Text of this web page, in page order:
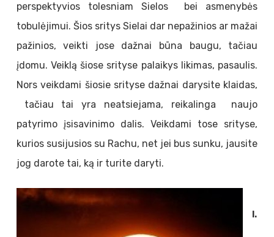
perspektyvios tolesniam Sielos bei asmenybės
tobulėjimui. Šios sritys Sielai dar nepažinios ar mažai
pažinios, veikti jose dažnai būna baugu, tačiau
įdomu. Veiklą šiose srityse palaikys likimas, pasaulis.
Nors veikdami šiosie srityse dažnai darysite klaidas,
tačiau tai yra neatsiejama, reikalinga naujo
patyrimo įsisavinimo dalis. Veikdami tose srityse,
kurios susijusios su Rachu, net jei bus sunku, jausite
jog darote tai, ką ir turite daryti.
I.